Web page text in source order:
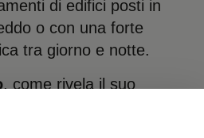
di edifici posti in
o con una forte
tra giorno e notte.
, come rivela il suo
in modo che